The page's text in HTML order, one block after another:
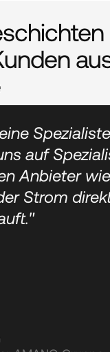
auf
Anbieter
Strom